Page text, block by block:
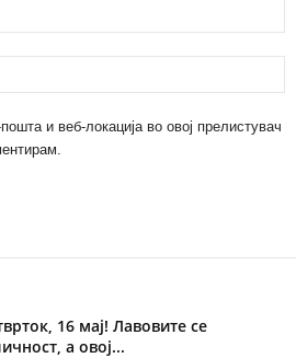
и веб-локација во овој прелистувач
16 мај! Лавовите се
а овој...